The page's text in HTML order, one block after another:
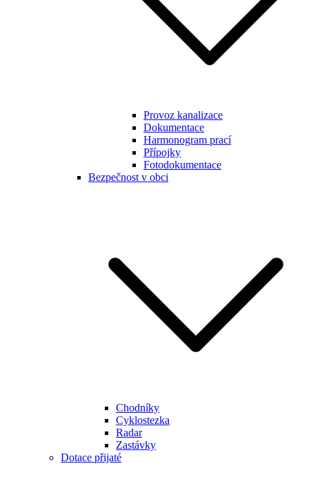
Provoz kanalizace
Dokumentace
Harmonogram prací
Přípojky
Fotodokumentace
Bezpečnost v obci
Chodníky
Cyklostezka
Radar
Zastávky
Dotace přijaté